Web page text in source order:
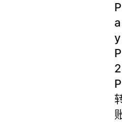
P
a
y
P
2
P